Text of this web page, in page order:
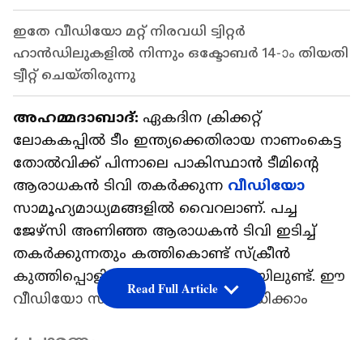
ഇതേ വീഡിയോ മറ്റ് നിരവധി ട്വിറ്റര്‍
ഹാന്‍ഡിലുകളില്‍ നിന്നും ഒക്ടോബര്‍ 14-ാം തിയതി
ട്വീറ്റ് ചെയ്‌തിരുന്നു
അഹമ്മദാബാദ്: ഏകദിന ക്രിക്കറ്റ്
ലോകകപ്പില്‍ ടീം ഇന്ത്യക്കെതിരായ നാണംകെട്ട
തോല്‍വിക്ക് പിന്നാലെ പാകിസ്ഥാന്‍ ടീമിന്‍റെ
ആരാധകന്‍ ടിവി തകര്‍ക്കുന്ന വീഡ‍ിയോ
സാമൂഹ്യമാധ്യമങ്ങളില്‍ വൈറലാണ്. പച്ച
ജേഴ്‌സി അണിഞ്ഞ ആരാധകന്‍ ടിവി ഇടിച്ച്
തകര്‍ക്കുന്നതും കത്തികൊണ്ട് സ്ക്രീന്‍
കുത്തിപ്പൊളിക്കുന്നതും വീഡിയോയിലുണ്ട്. ഈ
വീഡിയോ സത്യമോ എന്ന് പരിശോധിക്കാം
Read Full Article